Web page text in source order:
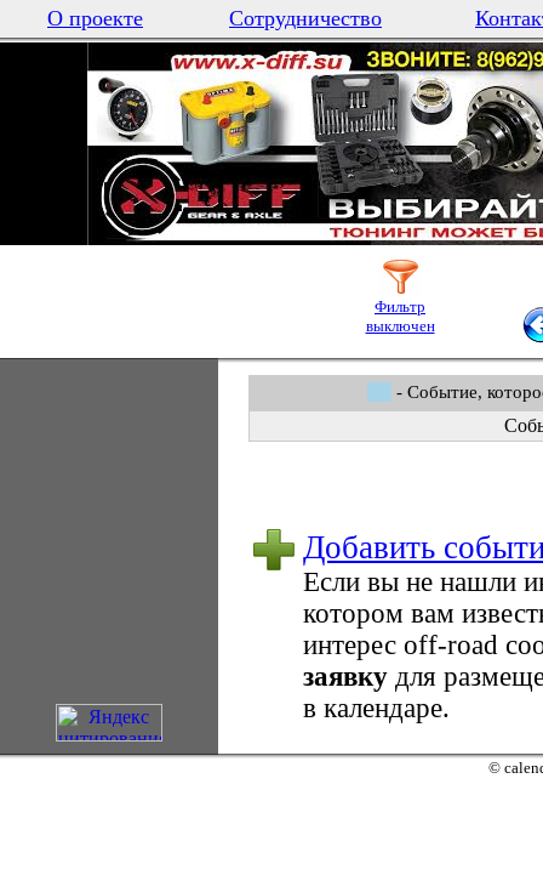
О проекте Сотрудничество
Фильтр
выключен
- Событие,
Добавить
Если вы не нашли
котором вам
интерес оff-road
заявку для
в календаре.
©